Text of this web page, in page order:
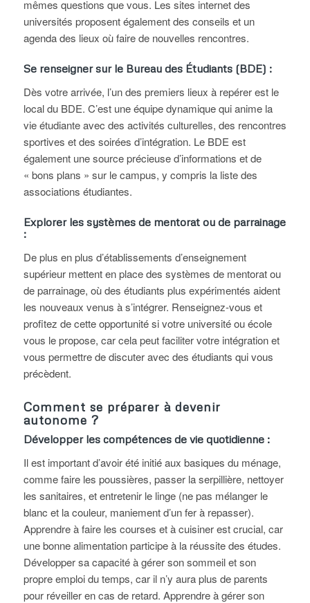
mêmes questions que vous. Les sites internet des
universités proposent également des conseils et un
agenda des lieux où faire de nouvelles rencontres.
Se renseigner sur le Bureau des Étudiants (BDE) :
Dès votre arrivée, l’un des premiers lieux à repérer est le
local du BDE. C’est une équipe dynamique qui anime la
vie étudiante avec des activités culturelles, des rencontres
sportives et des soirées d’intégration. Le BDE est
également une source précieuse d’informations et de
« bons plans » sur le campus, y compris la liste des
associations étudiantes.
Explorer les systèmes de mentorat ou de parrainage
:
De plus en plus d’établissements d’enseignement
supérieur mettent en place des systèmes de mentorat ou
de parrainage, où des étudiants plus expérimentés aident
les nouveaux venus à s’intégrer. Renseignez-vous et
profitez de cette opportunité si votre université ou école
vous le propose, car cela peut faciliter votre intégration et
vous permettre de discuter avec des étudiants qui vous
précèdent.
Comment se préparer à devenir
autonome ?
Développer les compétences de vie quotidienne :
Il est important d’avoir été initié aux basiques du ménage,
comme faire les poussières, passer la serpillière, nettoyer
les sanitaires, et entretenir le linge (ne pas mélanger le
blanc et la couleur, maniement d’un fer à repasser).
Apprendre à faire les courses et à cuisiner est crucial, car
une bonne alimentation participe à la réussite des études.
Développer sa capacité à gérer son sommeil et son
propre emploi du temps, car il n’y aura plus de parents
pour réveiller en cas de retard. Apprendre à gérer son